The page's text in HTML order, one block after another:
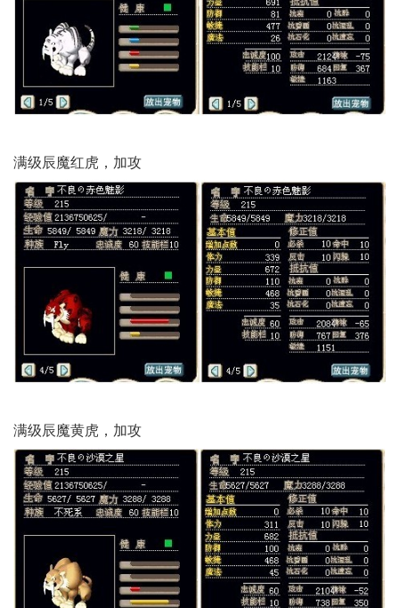
满级辰魔红虎，加攻
满级辰魔黄虎，加攻